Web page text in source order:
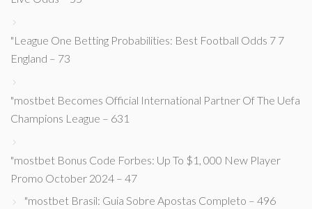
"League One Betting Probabilities: Best Football Odds 7 7
England – 73
"mostbet Becomes Official International Partner Of The Uefa
Champions League – 631
"mostbet Bonus Code Forbes: Up To $1, 000 New Player
Promo October 2024 – 47
"mostbet Brasil: Guia Sobre Apostas Completo – 496